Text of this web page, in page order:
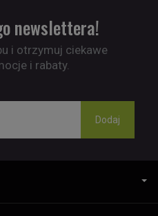
newslettera!
i otrzymuj ciekawe
i rabaty.